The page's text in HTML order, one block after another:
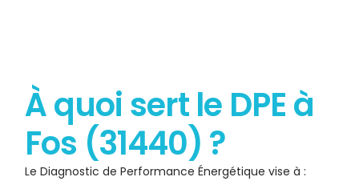
À quoi sert le DPE à
Fos (31440) ?
Le Diagnostic de Performance Énergétique vise à :